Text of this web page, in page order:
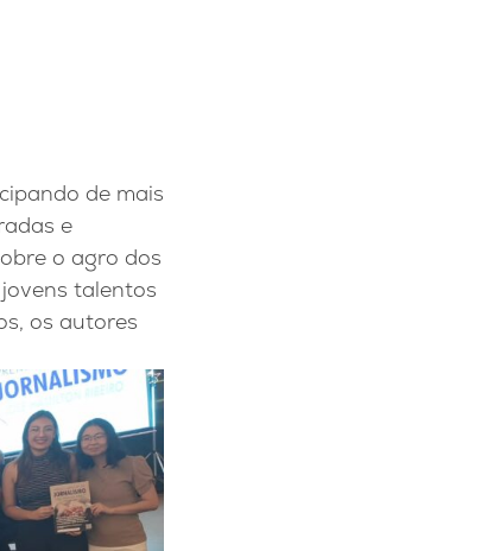
de mais
e
o agro dos
talentos
os autores